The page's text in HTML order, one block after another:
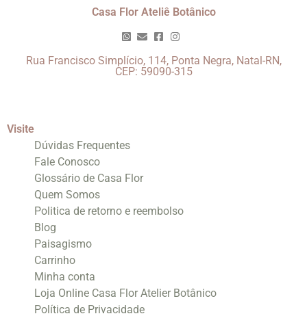
Casa Flor Ateliê Botânico
Rua Francisco Simplício, 114, Ponta Negra, Natal-RN,
CEP: 59090-315
Visite
Dúvidas Frequentes
Fale Conosco
Glossário de Casa Flor
Quem Somos
Politica de retorno e reembolso
Blog
Paisagismo
Carrinho
Minha conta
Loja Online Casa Flor Atelier Botânico
Política de Privacidade